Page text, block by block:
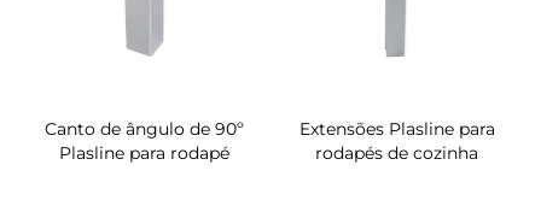
Canto de ângulo de 90º
Plasline para rodapé
Extensões Plasline para
rodapés de cozinha